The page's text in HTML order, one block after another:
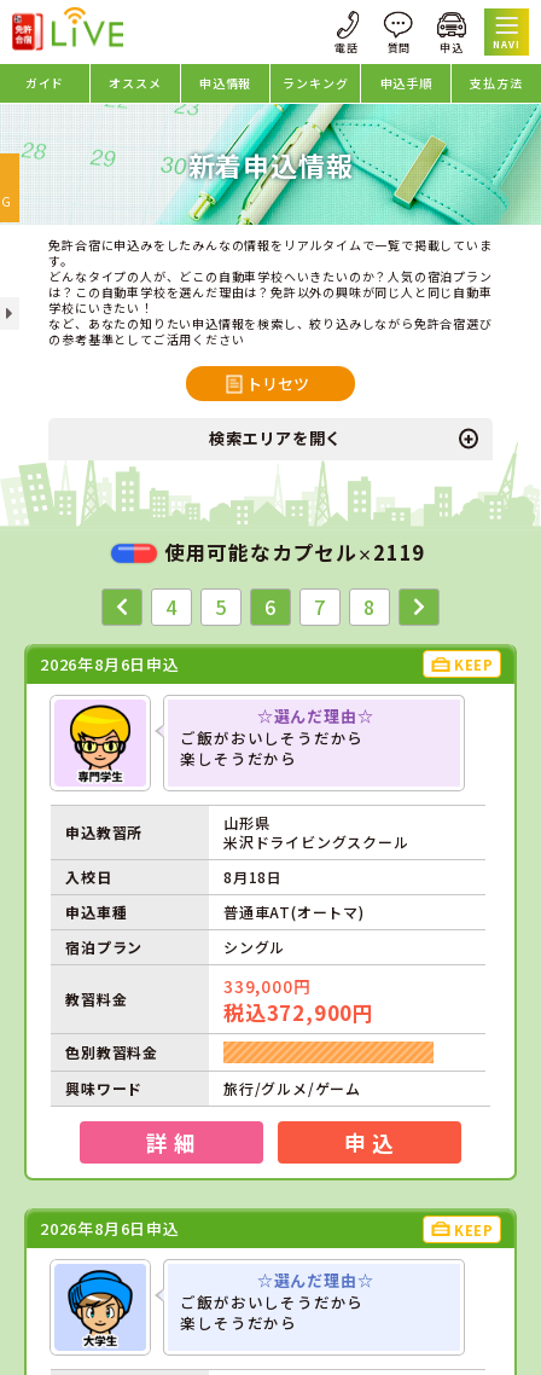
NAVI
ガイド オススメ 申込情報 ランキング 申込手順 支払方法
新着申込情報
免許合宿に申込みをしたみんなの情報をリアルタイムで一覧で掲載していま
す。
どんなタイプの人が、どこの自動車学校へいきたいのか？人気の宿泊プラン
は？この自動車学校を選んだ理由は？免許以外の興味が同じ人と同じ自動車
学校にいきたい！
など、あなたの知りたい申込情報を検索し、絞り込みしながら免許合宿選び
の参考基準としてご活用ください
トリセツ
検索エリアを開く
使用可能なカプセル× 2119
4
5 6 7 8
2026年8月6日申込 KEEP
☆選んだ理由☆
ご飯がおいしそうだから
楽しそうだから
申込教習所
山形県
米沢ドライビングスクール
入校日
8月18日
申込車種
普通車AT(オートマ)
宿泊プラン
シングル
教習料金
339,000円
税込372,900円
色別教習料金
興味ワード
旅行/グルメ/ゲーム
詳 細 申 込
2026年8月6日申込 KEEP
☆選んだ理由☆
ご飯がおいしそうだから
楽しそうだから